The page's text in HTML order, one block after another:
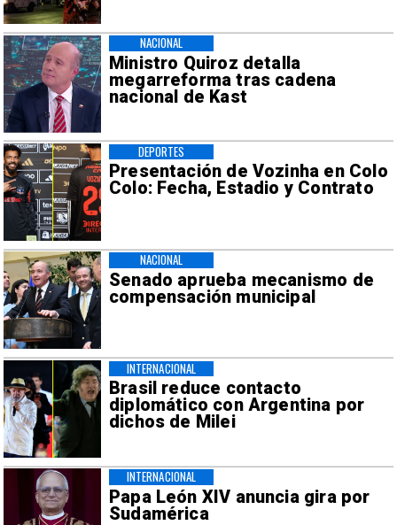
Ministro Quiroz detalla
megarreforma tras cadena
nacional de Kast
NACIONAL
Presentación de Vozinha en Colo
Colo: Fecha, Estadio y Contrato
DEPORTES
Senado aprueba mecanismo de
compensación municipal
NACIONAL
Brasil reduce contacto
diplomático con Argentina por
dichos de Milei
INTERNACIONAL
Papa León XIV anuncia gira por
Sudamérica
INTERNACIONAL